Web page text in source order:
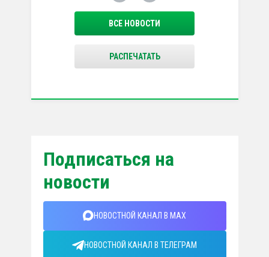
ВСЕ НОВОСТИ
РАСПЕЧАТАТЬ
Подписаться на
новости
НОВОСТНОЙ КАНАЛ В MAX
НОВОСТНОЙ КАНАЛ В ТЕЛЕГРАМ